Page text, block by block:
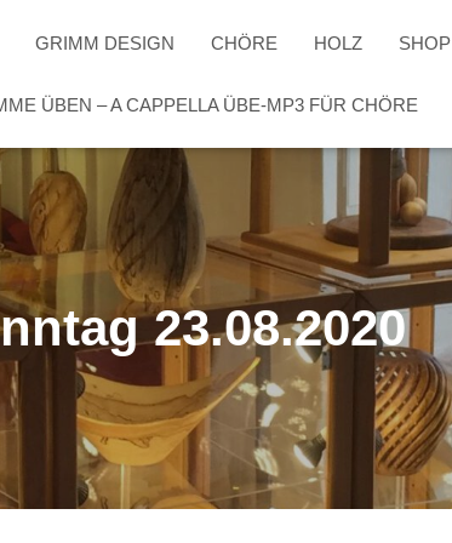
GRIMM DESIGN CHÖRE HOLZ SHOP
ÜBEN – A CAPPELLA ÜBE-MP3 FÜR CHÖRE
23.08.2020